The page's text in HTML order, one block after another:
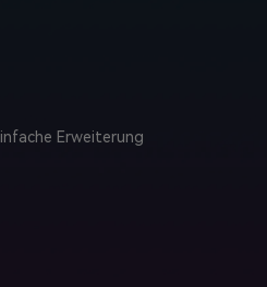
Erweiterung